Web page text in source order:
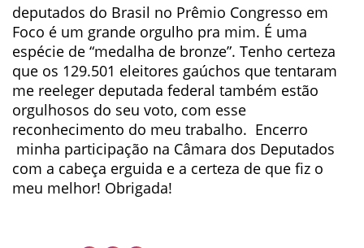
deputados do Brasil no Prêmio Congresso em
Foco é um grande orgulho pra mim. É uma
espécie de “medalha de bronze”. Tenho certeza
que os 129.501 eleitores gaúchos que tentaram
me reeleger deputada federal também estão
orgulhosos do seu voto, com esse
reconhecimento do meu trabalho. Encerro
minha participação na Câmara dos Deputados
com a cabeça erguida e a certeza de que fiz o
meu melhor! Obrigada!